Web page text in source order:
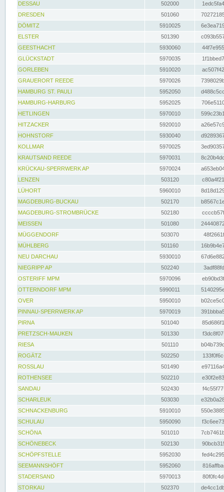
DESSAU
502000
DRESDEN
501060
DÖMITZ
5910025
ELSTER
501390
GEESTHACHT
5930060
GLÜCKSTADT
5970035
GORLEBEN
5910020
GRAUERORT REEDE
5970026
HAMBURG ST. PAULI
5952050
HAMBURG-HARBURG
5952025
HETLINGEN
5970010
HITZACKER
5920010
HOHNSTORF
5930040
KOLLMAR
5970025
KRAUTSAND REEDE
5970031
KRÜCKAU-SPERRWERK AP
5970024
LENZEN
503120
LÜHORT
5960010
MAGDEBURG-BUCKAU
502170
MAGDEBURG-STROMBRÜCKE
502180
MEISSEN
501080
MÜGGENDORF
503070
MÜHLBERG
501160
NEU DARCHAU
5930010
NIEGRIPP AP
502240
OSTERIFF MPM
5970096
OTTERNDORF MPM
5990011
OVER
5950010
PINNAU-SPERRWERK AP
5970019
PIRNA
501040
PRETZSCH-MAUKEN
501330
RIESA
501110
ROGÄTZ
502250
ROSSLAU
501490
ROTHENSEE
502210
SANDAU
502430
SCHARLEUK
503030
SCHNACKENBURG
5910010
SCHULAU
5950090
SCHÖNA
501010
SCHÖNEBECK
502130
SCHÖPFSTELLE
5952030
SEEMANNSHÖFT
5952060
STADERSAND
5970013
STORKAU
502370